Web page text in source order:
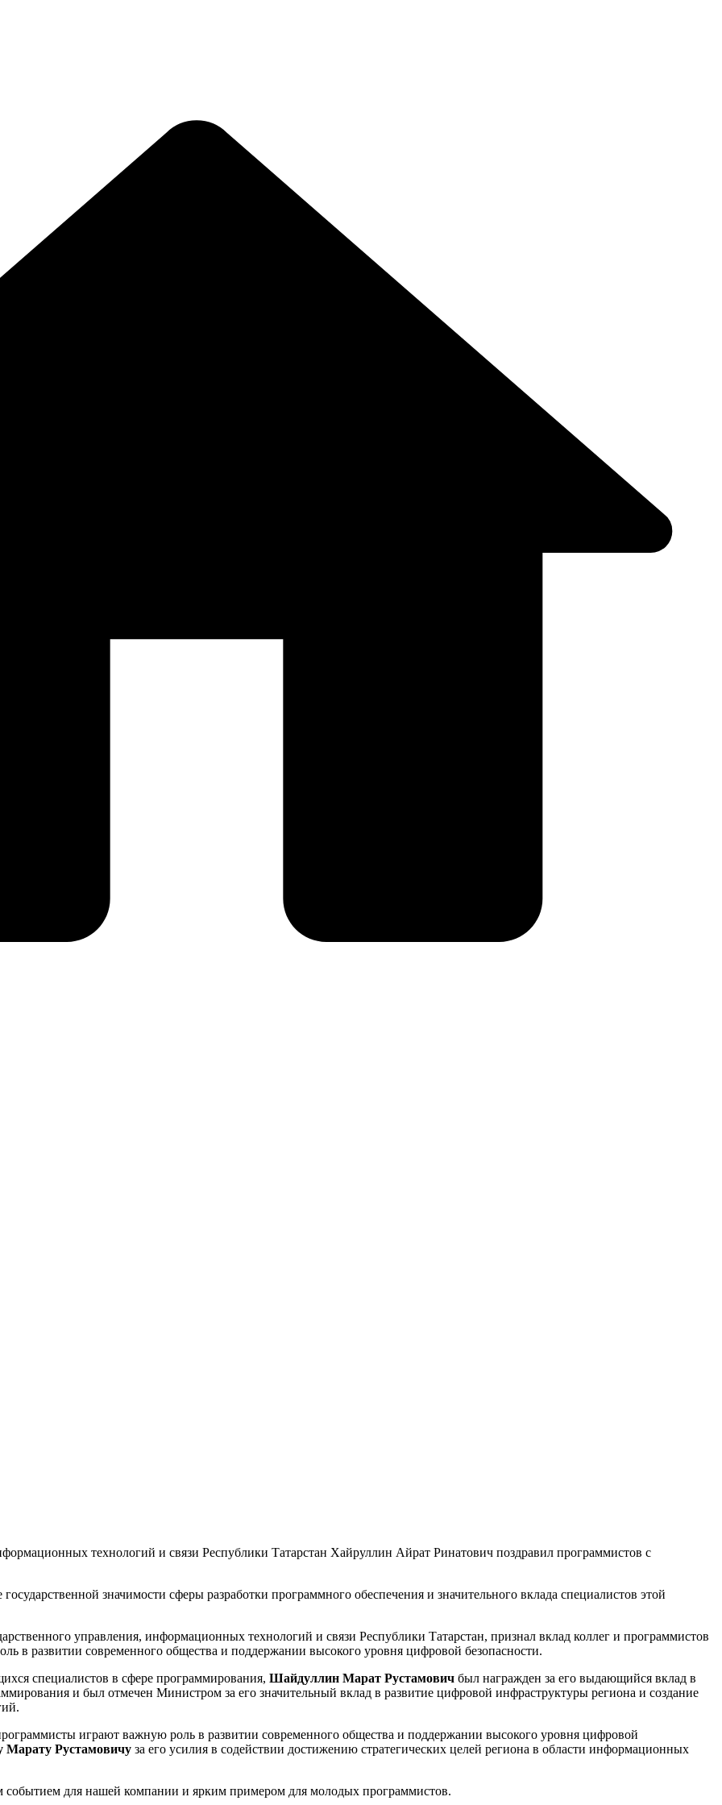
технологий и связи Республики Татарстан Хайруллин Айрат Ринатович поздравил программистов с
значимости сферы разработки программного обеспечения и значительного вклада специалистов этой
управления, информационных технологий и связи Республики Татарстан, признал вклад коллег и программистов
в развитии современного общества и поддержании высокого уровня цифровой безопасности.
специалистов в сфере программирования, Шайдуллин Марат Рустамович был награжден за его выдающийся вклад в
и был отмечен Министром за его значительный вклад в развитие цифровой инфраструктуры региона и создание
играют важную роль в развитии современного общества и поддержании высокого уровня цифровой
Рустамовичу за его усилия в содействии достижению стратегических целей региона в области информационных
для нашей компании и ярким примером для молодых программистов.